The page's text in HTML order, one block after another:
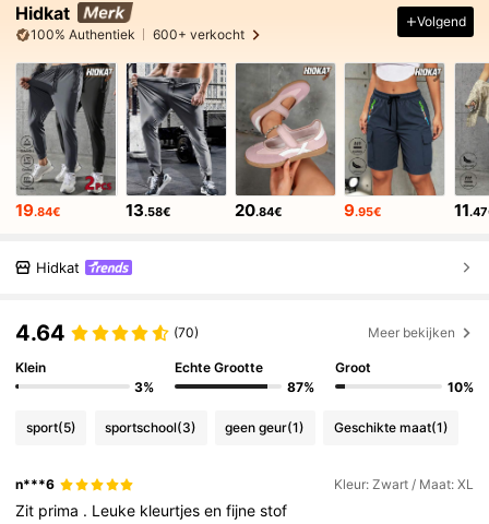
Hidkat
100% Authentiek 600+ verkocht
Volgend
19.84€ 13.58€ 20.84€ 9.95€ 11
Hidkat
4.64 (70) Meer bekijken
Klein
3%
Echte Grootte
87%
Groot
10%
sport(5) sportschool(3) geen geur(1) Geschikte maat(1)
n***6 Kleur: Zwart / Maat: XL
Zit prima . Leuke kleurtjesenfijnestof